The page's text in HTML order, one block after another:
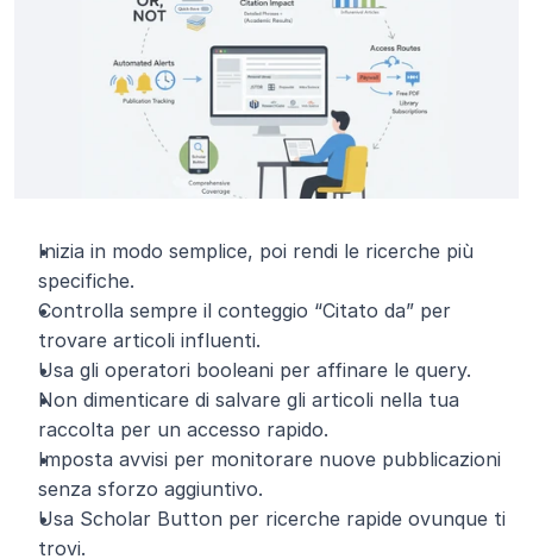
Inizia in modo semplice, poi rendi le ricerche più
specifiche.
Controlla sempre il conteggio “Citato da” per
trovare articoli influenti.
Usa gli operatori booleani per affinare le query.
Non dimenticare di salvare gli articoli nella tua
raccolta per un accesso rapido.
Imposta avvisi per monitorare nuove pubblicazioni
senza sforzo aggiuntivo.
Usa Scholar Button per ricerche rapide ovunque ti
trovi.